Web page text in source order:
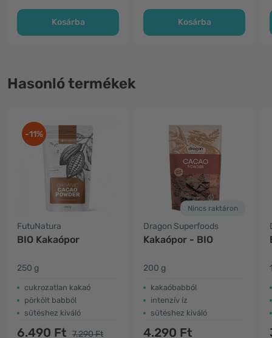
Kosárba Kosárba
Hasonló termékek
-11%
FutuNatura
BIO Kakaópor
250 g
cukrozatlan kakaó
pörkölt babból
sütéshez kiváló
6.490 Ft 7.290 Ft
Nincs raktáron
Dragon Superfoods
Kakaópor - BIO
200 g
kakaóbabból
intenzív íz
sütéshez kiváló
4.290 Ft